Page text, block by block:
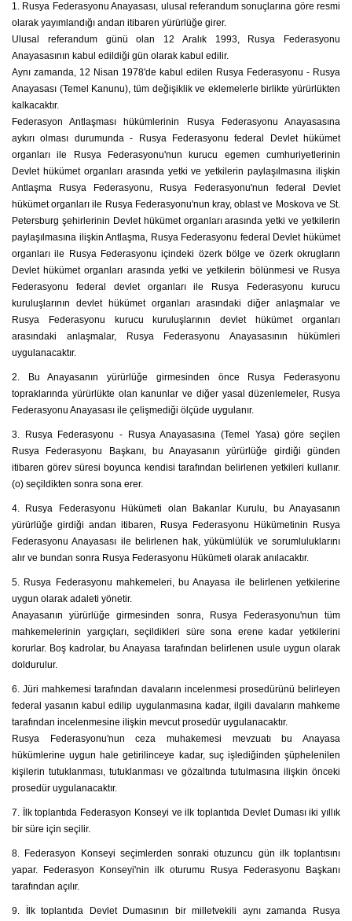
1. Rusya Federasyonu Anayasası, ulusal referandum sonuçlarına göre resmi
olarak yayımlandığı andan itibaren yürürlüğe girer.
Ulusal referandum günü olan 12 Aralık 1993, Rusya Federasyonu
Anayasasının kabul edildiği gün olarak kabul edilir.
Aynı zamanda, 12 Nisan 1978'de kabul edilen Rusya Federasyonu - Rusya
Anayasası (Temel Kanunu), tüm değişiklik ve eklemelerle birlikte yürürlükten
kalkacaktır.
Federasyon Antlaşması hükümlerinin Rusya Federasyonu Anayasasına
aykırı olması durumunda - Rusya Federasyonu federal Devlet hükümet
organları ile Rusya Federasyonu'nun kurucu egemen cumhuriyetlerinin
Devlet hükümet organları arasında yetki ve yetkilerin paylaşılmasına ilişkin
Antlaşma Rusya Federasyonu, Rusya Federasyonu'nun federal Devlet
hükümet organları ile Rusya Federasyonu'nun kray, oblast ve Moskova ve St.
Petersburg şehirlerinin Devlet hükümet organları arasında yetki ve yetkilerin
paylaşılmasına ilişkin Antlaşma, Rusya Federasyonu federal Devlet hükümet
organları ile Rusya Federasyonu içindeki özerk bölge ve özerk okrugların
Devlet hükümet organları arasında yetki ve yetkilerin bölünmesi ve Rusya
Federasyonu federal devlet organları ile Rusya Federasyonu kurucu
kuruluşlarının devlet hükümet organları arasındaki diğer anlaşmalar ve
Rusya Federasyonu kurucu kuruluşlarının devlet hükümet organları
arasındaki anlaşmalar, Rusya Federasyonu Anayasasının hükümleri
uygulanacaktır.
2. Bu Anayasanın yürürlüğe girmesinden önce Rusya Federasyonu
topraklarında yürürlükte olan kanunlar ve diğer yasal düzenlemeler, Rusya
Federasyonu Anayasası ile çelişmediği ölçüde uygulanır.
3. Rusya Federasyonu - Rusya Anayasasına (Temel Yasa) göre seçilen
Rusya Federasyonu Başkanı, bu Anayasanın yürürlüğe girdiği günden
itibaren görev süresi boyunca kendisi tarafından belirlenen yetkileri kullanır.
(o) seçildikten sonra sona erer.
4. Rusya Federasyonu Hükümeti olan Bakanlar Kurulu, bu Anayasanın
yürürlüğe girdiği andan itibaren, Rusya Federasyonu Hükümetinin Rusya
Federasyonu Anayasası ile belirlenen hak, yükümlülük ve sorumluluklarını
alır ve bundan sonra Rusya Federasyonu Hükümeti olarak anılacaktır.
5. Rusya Federasyonu mahkemeleri, bu Anayasa ile belirlenen yetkilerine
uygun olarak adaleti yönetir.
Anayasanın yürürlüğe girmesinden sonra, Rusya Federasyonu'nun tüm
mahkemelerinin yargıçları, seçildikleri süre sona erene kadar yetkilerini
korurlar. Boş kadrolar, bu Anayasa tarafından belirlenen usule uygun olarak
doldurulur.
6. Jüri mahkemesi tarafından davaların incelenmesi prosedürünü belirleyen
federal yasanın kabul edilip uygulanmasına kadar, ilgili davaların mahkeme
tarafından incelenmesine ilişkin mevcut prosedür uygulanacaktır.
Rusya Federasyonu'nun ceza muhakemesi mevzuatı bu Anayasa
hükümlerine uygun hale getirilinceye kadar, suç işlediğinden şüphelenilen
kişilerin tutuklanması, tutuklanması ve gözaltında tutulmasına ilişkin önceki
prosedür uygulanacaktır.
7. İlk toplantıda Federasyon Konseyi ve ilk toplantıda Devlet Duması iki yıllık
bir süre için seçilir.
8. Federasyon Konseyi seçimlerden sonraki otuzuncu gün ilk toplantısını
yapar. Federasyon Konseyi'nin ilk oturumu Rusya Federasyonu Başkanı
tarafından açılır.
9. İlk toplantıda Devlet Dumasının bir milletvekili aynı zamanda Rusya